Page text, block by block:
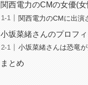
関西電力のCMの女優(女
関西電力のCMに出演
小坂菜緒さんのプロフ
小坂菜緒さんは恐竜
まとめ